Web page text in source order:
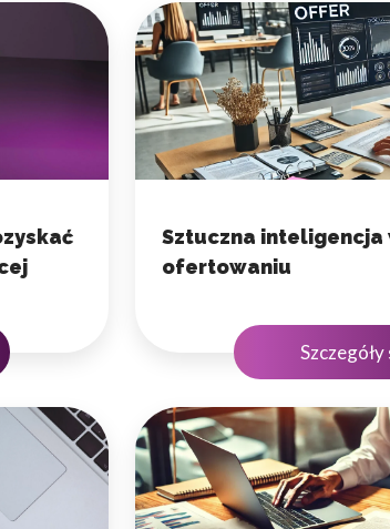
Sztuczna inteligencja
ofertowaniu
w jaki sposób różni użytkownicy zachowują
i tym samym bardziej cenne dla wydawców i
wraz z dostawcami poszczególnych ciasteczek.
Akceptuj wszystko